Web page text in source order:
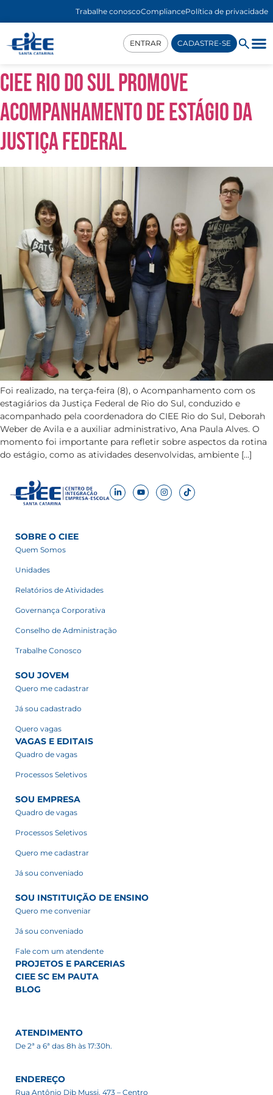
Trabalhe conoscoCompliancePolítica de privacidade
ENTRAR CADASTRE-SE
CIEE Rio do Sul promove
Acompanhamento de Estágio da
Justiça Federal
Foi realizado, na terça-feira (8), o Acompanhamento com os
estagiários da Justiça Federal de Rio do Sul, conduzido e
acompanhado pela coordenadora do CIEE Rio do Sul, Deborah
Weber de Avila e a auxiliar administrativo, Ana Paula Alves. O
momento foi importante para refletir sobre aspectos da rotina
do estágio, como as atividades desenvolvidas, ambiente […]
SOBRE O CIEE
Quem Somos
Unidades
Relatórios de Atividades
Governança Corporativa
Conselho de Administração
Trabalhe Conosco
SOU JOVEM
Quero me cadastrar
Já sou cadastrado
Quero vagas
VAGAS E EDITAIS
Quadro de vagas
Processos Seletivos
SOU EMPRESA
Quadro de vagas
Processos Seletivos
Quero me cadastrar
Já sou conveniado
SOU INSTITUIÇÃO DE ENSINO
Quero me conveniar
Já sou conveniado
Fale com um atendente
PROJETOS E PARCERIAS
CIEE SC EM PAUTA
BLOG
ATENDIMENTO
De 2ª a 6ª das 8h às 17:30h.
ENDEREÇO
Rua Antônio Dib Mussi, 473 – Centro